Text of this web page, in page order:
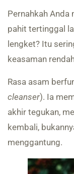
Pernahkah Anda
pahit tertinggal
lengket? Itu
keasaman
Rasa asam
cleanser). Ia
akhir tegukan,
kembali,
menggantung.